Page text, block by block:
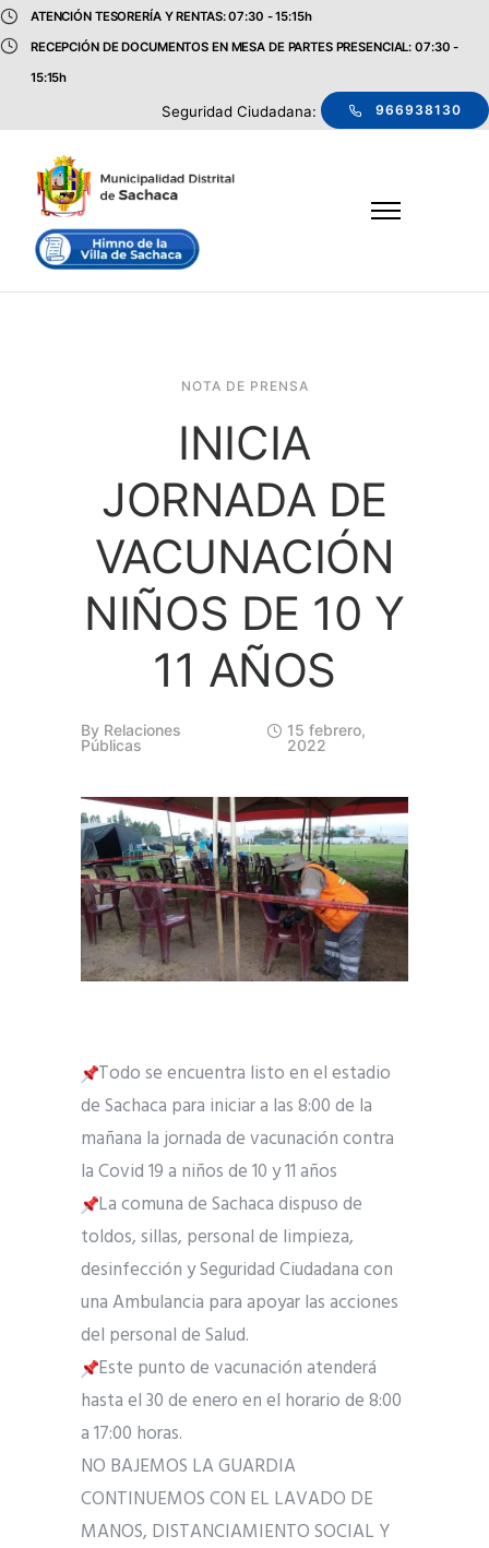
ATENCIÓN TESORERÍA Y RENTAS: 07:30 - 15:15h
RECEPCIÓN DE DOCUMENTOS EN MESA DE PARTES PRESENCIAL: 07:30 -
15:15h
Seguridad Ciudadana: 966938130
NOTA DE PRENSA
INICIA
JORNADA DE
VACUNACIÓN
NIÑOS DE 10 Y
11 AÑOS
By Relaciones
Públicas
15 febrero,
2022
Todo se encuentra listo en el estadio
de Sachaca para iniciar a las 8:00 de la
mañana la jornada de vacunación contra
la Covid 19 a niños de 10 y 11 años
La comuna de Sachaca dispuso de
toldos, sillas, personal de limpieza,
desinfección y Seguridad Ciudadana con
una Ambulancia para apoyar las acciones
del personal de Salud.
Este punto de vacunación atenderá
hasta el 30 de enero en el horario de 8:00
a 17:00 horas.
NO BAJEMOS LA GUARDIA
CONTINUEMOS CON EL LAVADO DE
MANOS, DISTANCIAMIENTO SOCIAL Y